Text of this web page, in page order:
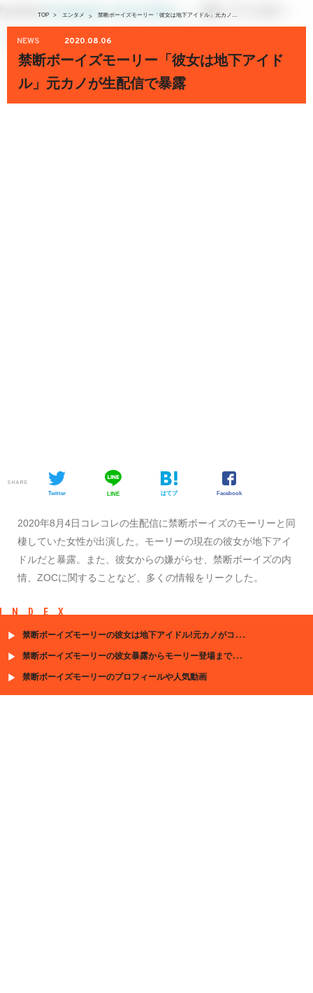
TOP > エンタメ > 禁断ボーイズモーリー「彼女は地下アイドル」元カノが生配信で暴露
NEWS 2020.08.06
禁断ボーイズモーリー「彼女は地下アイド
ル」元カノが生配信で暴露
SHARE
Twitter LINE はてブ Facebook
2020年8月4日コレコレの生配信に禁断ボーイズのモーリーと同
棲していた女性が出演した。モーリーの現在の彼女が地下アイ
ドルだと暴露。また、彼女からの嫌がらせ、禁断ボーイズの内
情、ZOCに関することなど、多くの情報をリークした。
INDEX
禁断ボーイズモーリーの彼女は地下アイドル!元カノがコレコレ生配信で暴露
禁断ボーイズモーリーの彼女暴露からモーリー登場までの流れ
禁断ボーイズモーリーのプロフィールや人気動画